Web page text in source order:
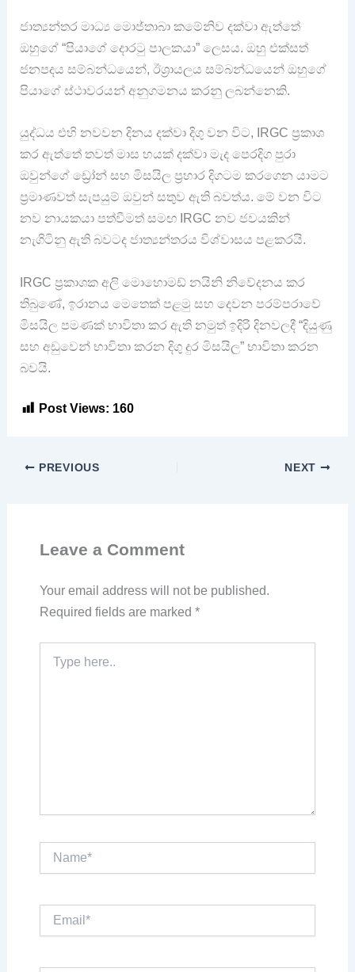
ජාත්‍යන්තර මාධ්‍ය මොජ්තාබා කමේනිව දක්වා ඇත්තේ
ඔහුගේ “පියාගේ දොරටු පාලකයා” ලෙසය. ඔහු එක්සත්
ජනපදය සම්බන්ධයෙන්, ඊශ්‍රායලය සම්බන්ධයෙන් ඔහුගේ
පියාගේ ස්ථාවරයන් අනුගමනය කරනු ලබන්නෙකි.
යුද්ධය එහි නවවන දිනය දක්වා දිගු වන විට, IRGC ප්‍රකාශ
කර ඇත්තේ තවත් මාස හයක් දක්වා මැද පෙරදිග පුරා
ඔවුන්ගේ ඩ්‍රෝන් සහ මිසයිල ප්‍රහාර දිගටම කරගෙන යාමට
ප්‍රමාණවත් සැපයුම් ඔවුන් සතුව ඇති බවත්ය. මේ වන විට
නව නායකයා පත්වීමත් සමඟ IRGC නව ජවයකින්
නැගිටිනු ඇති බවටද ජාත්‍යන්තරය විශ්වාසය පළකරයි.
IRGC ප්‍රකාශක අලි මොහොමඩ් නයිනි නිවේදනය කර
තිබුණේ, ඉරානය මෙතෙක් පළමු සහ දෙවන පරම්පරාවේ
මිසයිල පමණක් භාවිතා කර ඇති නමුත් ඉදිරි දිනවලදී “දියුණු
සහ අඩුවෙන් භාවිතා කරන දිගු දුර මිසයිල” භාවිතා කරන
බවයි.
Post Views: 160
PREVIOUS NEXT
Leave a Comment
Your email address will not be published.
Required fields are marked *
here..